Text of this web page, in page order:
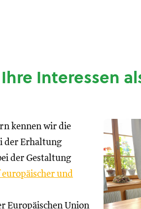
Interessen
kennen wir die
der Erhaltung
der Gestaltung
und
Europäischen Union